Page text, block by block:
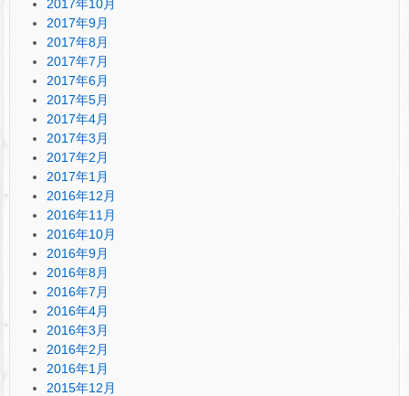
2017年10月
2017年9月
2017年8月
2017年7月
2017年6月
2017年5月
2017年4月
2017年3月
2017年2月
2017年1月
2016年12月
2016年11月
2016年10月
2016年9月
2016年8月
2016年7月
2016年4月
2016年3月
2016年2月
2016年1月
2015年12月